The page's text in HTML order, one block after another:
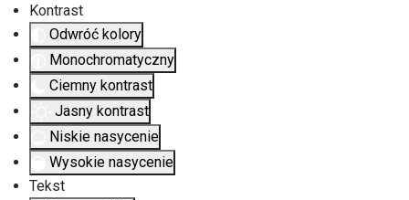
Kontrast
Odwróć kolory
Monochromatyczny
Ciemny kontrast
Jasny kontrast
Niskie nasycenie
Wysokie nasycenie
Tekst